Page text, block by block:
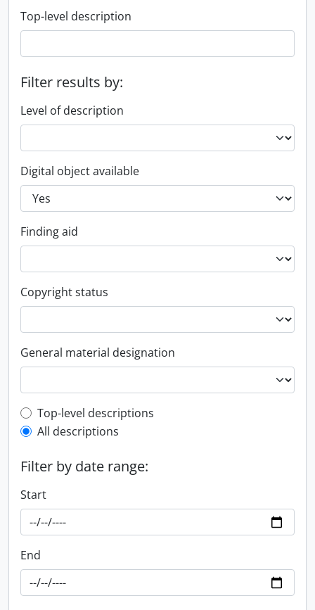
Top-level description
Filter results by:
Level of description
Digital object available
Finding aid
Copyright status
General material designation
Top-level description filter
Top-level descriptions
All descriptions
Filter by date range:
Start
End